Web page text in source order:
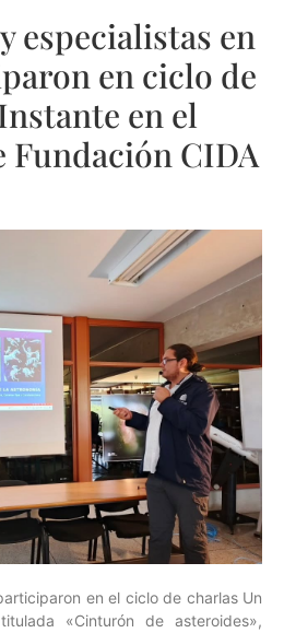
especialistas en
en ciclo de
en el
Fundación CIDA
en el ciclo de charlas Un
«Cinturón de asteroides»,